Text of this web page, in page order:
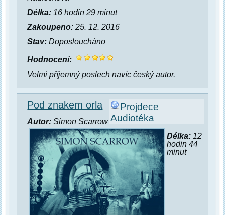
Délka: 16 hodin 29 minut
Zakoupeno: 25. 12. 2016
Stav: Doposloucháno
Hodnocení:
Velmi příjemný poslech navíc český autor.
Projdece
Audiotéka
Pod znakem orla
Autor: Simon Scarrow
Délka:12
hodin 44
minut